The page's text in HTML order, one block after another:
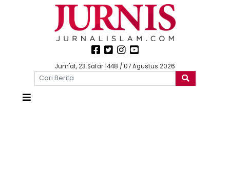
Jum'at, 23 Safar 1448 / 07 Agustus 2026